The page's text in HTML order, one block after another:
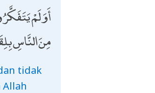
أَوَلَمْ
مِنَ النَّاسِ
tidak